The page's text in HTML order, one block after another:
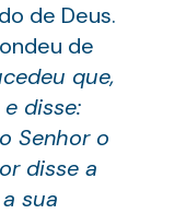
de Deus.
de
que,
disse:
Senhor o
disse a
sua